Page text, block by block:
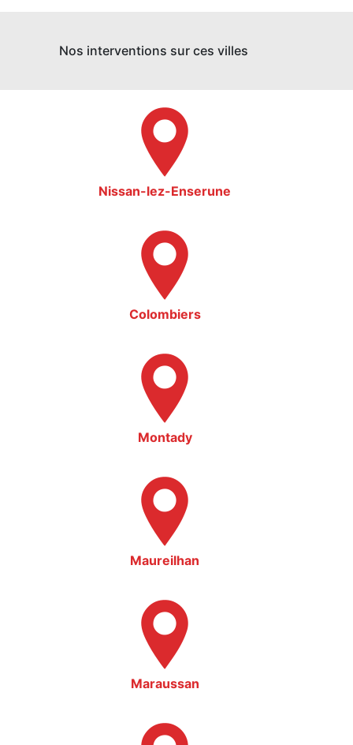
Nos interventions sur ces villes
Nissan-lez-Enserune
Colombiers
Montady
Maureilhan
Maraussan